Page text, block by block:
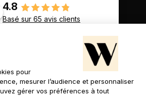
4.8
Basé sur 65 avis clients
Appelez-nous
pour
mesurer l’audience et personnaliser
gérer vos préférences à tout